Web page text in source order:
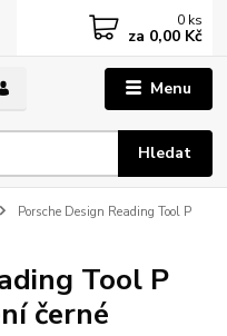
Menu
Hledat
0 ks
za 0,00 Kč
Porsche Design Reading Tool P
Tool P
černé